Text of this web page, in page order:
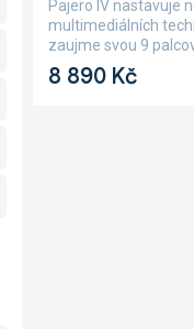
8 890 Kč
Pajero IV nastavuje
multimediálních
zaujme svou 9